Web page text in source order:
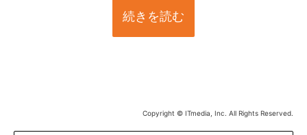
続きを読む
Copyright © ITmedia, Inc. All Rights Reserved.